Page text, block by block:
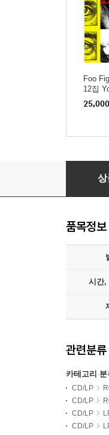
Foo
12집
25,000
Muse (
상
품목정보
시간,
관련분류
카테고리 분
CD/LP
CD/LP
CD/LP
CD/LP